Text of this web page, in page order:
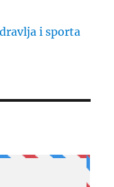
i sporta